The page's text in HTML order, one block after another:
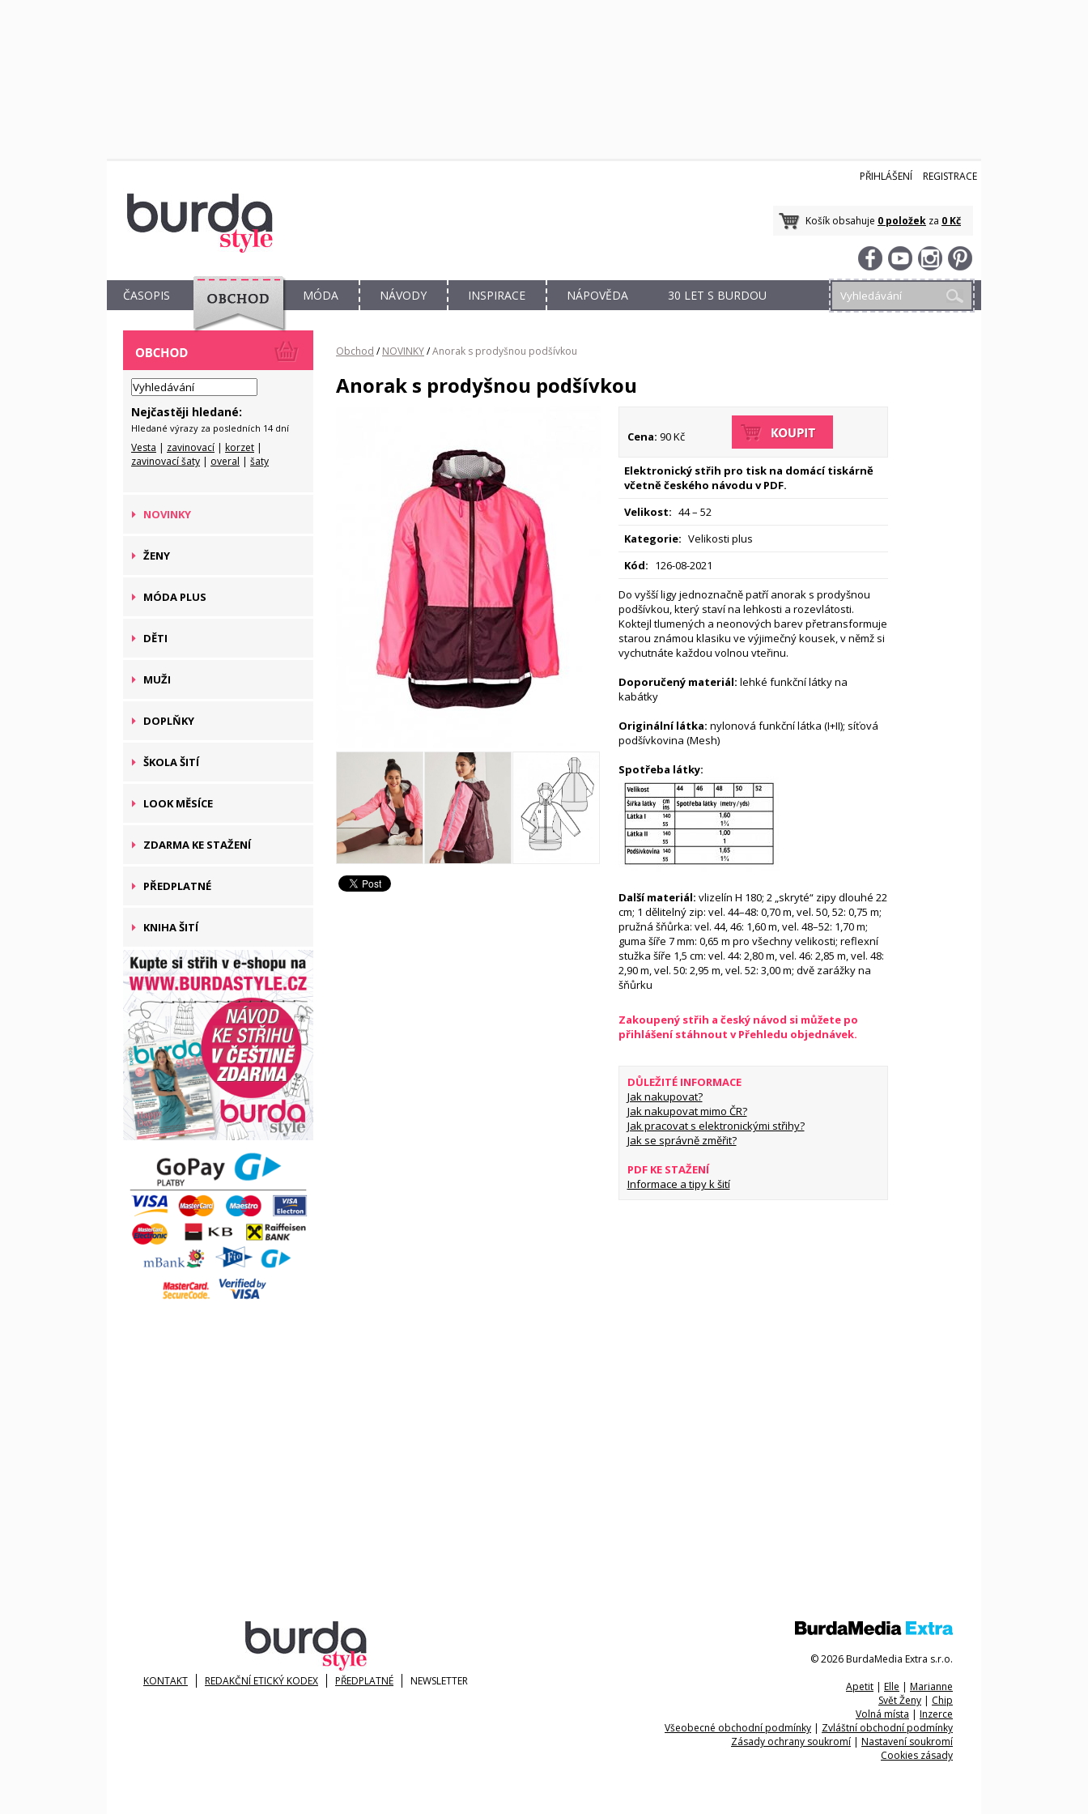
PŘIHLÁŠENÍ REGISTRACE
Košík obsahuje 0 položek za 0 Kč
ČASOPIS
OBCHOD
MÓDA NÁVODY INSPIRACE NÁPOVĚDA 30 LET S BURDOU
Nejčastěji hledané:
Hledané výrazy za posledních 14 dní
Vesta | zavinovací | korzet |
zavinovací šaty | overal | šaty
NOVINKY
ŽENY
MÓDA PLUS
DĚTI
MUŽI
DOPLŇKY
ŠKOLA ŠITÍ
LOOK MĚSÍCE
ZDARMA KE STAŽENÍ
PŘEDPLATNÉ
KNIHA ŠITÍ
Obchod / NOVINKY/Anorak s prodyšnou podšívkou
Anorak s prodyšnou podšívkou
Cena: 90 Kč
Elektronický střih pro tisk na domácí tiskárně
včetně českého návodu v PDF.
Velikost: 44 – 52
Kategorie: Velikosti plus
Kód: 126-08-2021
Do vyšší ligy jednoznačně patří anorak s prodyšnou
podšívkou, který staví na lehkosti a rozevlátosti.
Koktejl tlumených a neonových barev přetransformuje
starou známou klasiku ve výjimečný kousek, v němž si
vychutnáte každou volnou vteřinu.
Doporučený materiál: lehké funkční látky na
kabátky
Originální látka: nylonová funkční látka (I+II); síťová
podšívkovina (Mesh)
Spotřeba látky:
Další materiál: vlizelín H 180; 2 „skryté“ zipy dlouhé 22
cm; 1 dělitelný zip: vel. 44–48: 0,70 m, vel. 50, 52: 0,75 m;
pružná šňůrka: vel. 44, 46: 1,60 m, vel. 48–52: 1,70 m;
guma šíře 7 mm: 0,65 m pro všechny velikosti; reflexní
stužka šíře 1,5 cm: vel. 44: 2,80 m, vel. 46: 2,85 m, vel. 48:
2,90 m, vel. 50: 2,95 m, vel. 52: 3,00 m; dvě zarážky na
šňůrku
Zakoupený střih a český návod si můžete po
přihlášení stáhnout v Přehledu objednávek.
DŮLEŽITÉ INFORMACE
Jak nakupovat?
Jak nakupovat mimo ČR?
Jak pracovat s elektronickými střihy?
Jak se správně změřit?
PDF KE STAŽENÍ
Informace a tipy k šití
KONTAKT REDAKČNÍ ETICKÝ KODEX PŘEDPLATNÉ NEWSLETTER
© 2026 BurdaMedia Extra s.r.o.
Apetit | Elle | Marianne
Svět Ženy | Chip
Volná místa | Inzerce
Všeobecné obchodní podmínky | Zvláštní obchodní podmínky
Zásady ochrany soukromí | Nastavení soukromí
Cookies zásady